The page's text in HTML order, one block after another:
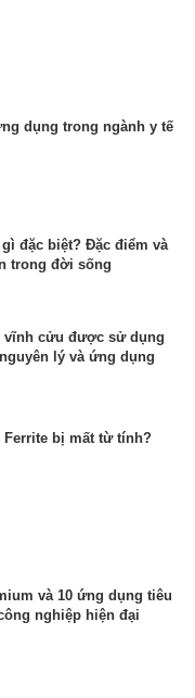
dụng trong ngành y tế
gì đặc biệt? Đặc điểm và
trong đời sống
vĩnh cửu được sử dụng
lý và ứng dụng
Ferrite bị mất từ tính?
và 10 ứng dụng tiêu
nghiệp hiện đại